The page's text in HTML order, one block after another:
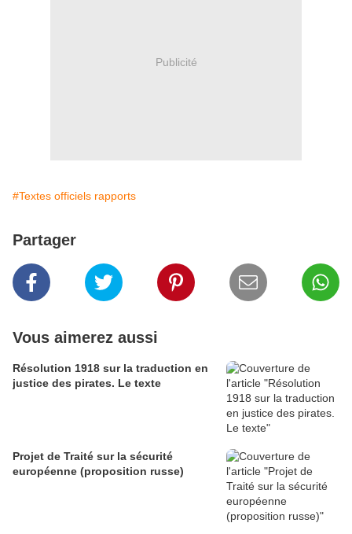
Publicité
#Textes officiels rapports
Partager
Vous aimerez aussi
Résolution 1918 sur la traduction en
justice des pirates. Le texte
Projet de Traité sur la sécurité
européenne (proposition russe)